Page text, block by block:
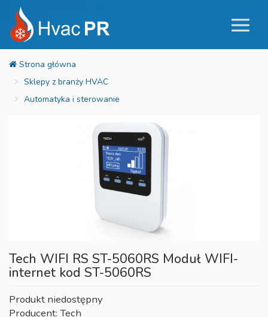
Sklepy z branży HVAC
Automatyka i sterowanie
Tech WIFI RS ST-5060RS Moduł WIFI-
internet kod ST-5060RS
Produkt niedostępny
Producent: Tech